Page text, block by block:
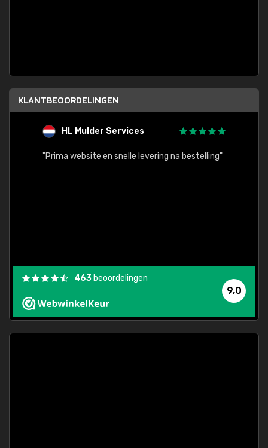
KLANTBEOORDELINGEN
HL Mulder Services
"Prima website en snelle levering na bestelling"
9,0
463 beoordelingen